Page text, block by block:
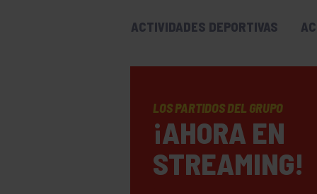
ACTIVIDADES DEPORTIVAS
LOS PARTIDOS DEL GRUPO
¡AHORA EN
STREAMING!